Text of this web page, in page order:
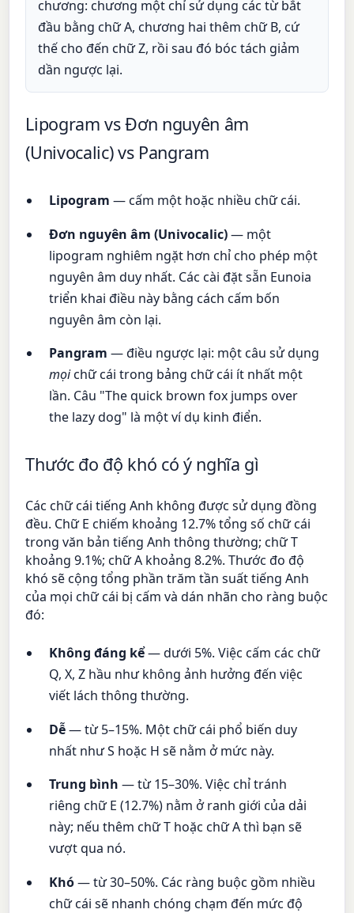
chương: chương một chỉ sử dụng các từ bắt
đầu bằng chữ A, chương hai thêm chữ B, cứ
thế cho đến chữ Z, rồi sau đó bóc tách giảm
dần ngược lại.
Lipogram vs Đơn nguyên âm
(Univocalic) vs Pangram
Lipogram — cấm một hoặc nhiều chữ cái.
Đơn nguyên âm (Univocalic)— một
lipogram nghiêm ngặt hơn chỉ cho phép một
nguyên âm duy nhất. Các cài đặt sẵn Eunoia
triển khai điều này bằng cách cấm bốn
nguyên âm còn lại.
Pangram — điều ngược lại: một câu sử dụng
mọichữ cái trong bảng chữ cái ít nhất một
lần. Câu "The quick brown fox jumps over
the lazy dog" là một ví dụ kinh điển.
Thước đo độ khó có ý nghĩa gì
Các chữ cái tiếng Anh không được sử dụng đồng
đều. Chữ E chiếm khoảng 12.7% tổng số chữ cái
trong văn bản tiếng Anh thông thường; chữ T
khoảng 9.1%; chữ A khoảng 8.2%. Thước đo độ
khó sẽ cộng tổng phần trăm tần suất tiếng Anh
của mọi chữ cái bị cấm và dán nhãn cho ràng buộc
đó:
Không đáng kể— dưới 5%. Việc cấm các chữ
Q, X, Z hầu như không ảnh hưởng đến việc
viết lách thông thường.
Dễ— từ 5–15%. Một chữ cái phổ biến duy
nhất như S hoặc H sẽ nằm ở mức này.
Trung bình — từ 15–30%. Việc chỉ tránh
riêng chữ E (12.7%) nằm ở ranh giới của dải
này; nếu thêm chữ T hoặc chữ A thì bạn sẽ
vượt qua nó.
Khó— từ 30–50%. Các ràng buộc gồm nhiều
chữ cái sẽ nhanh chóng chạm đến mức độ